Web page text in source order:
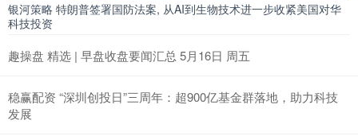
银河策略 特朗普签署国防法案, 从AI到生物技术进一步收紧美国对华
科技投资
趣操盘 精选 | 早盘收盘要闻汇总 5月16日 周五
稳赢配资 “深圳创投日”三周年：超900亿基金群落地，助力科技
发展